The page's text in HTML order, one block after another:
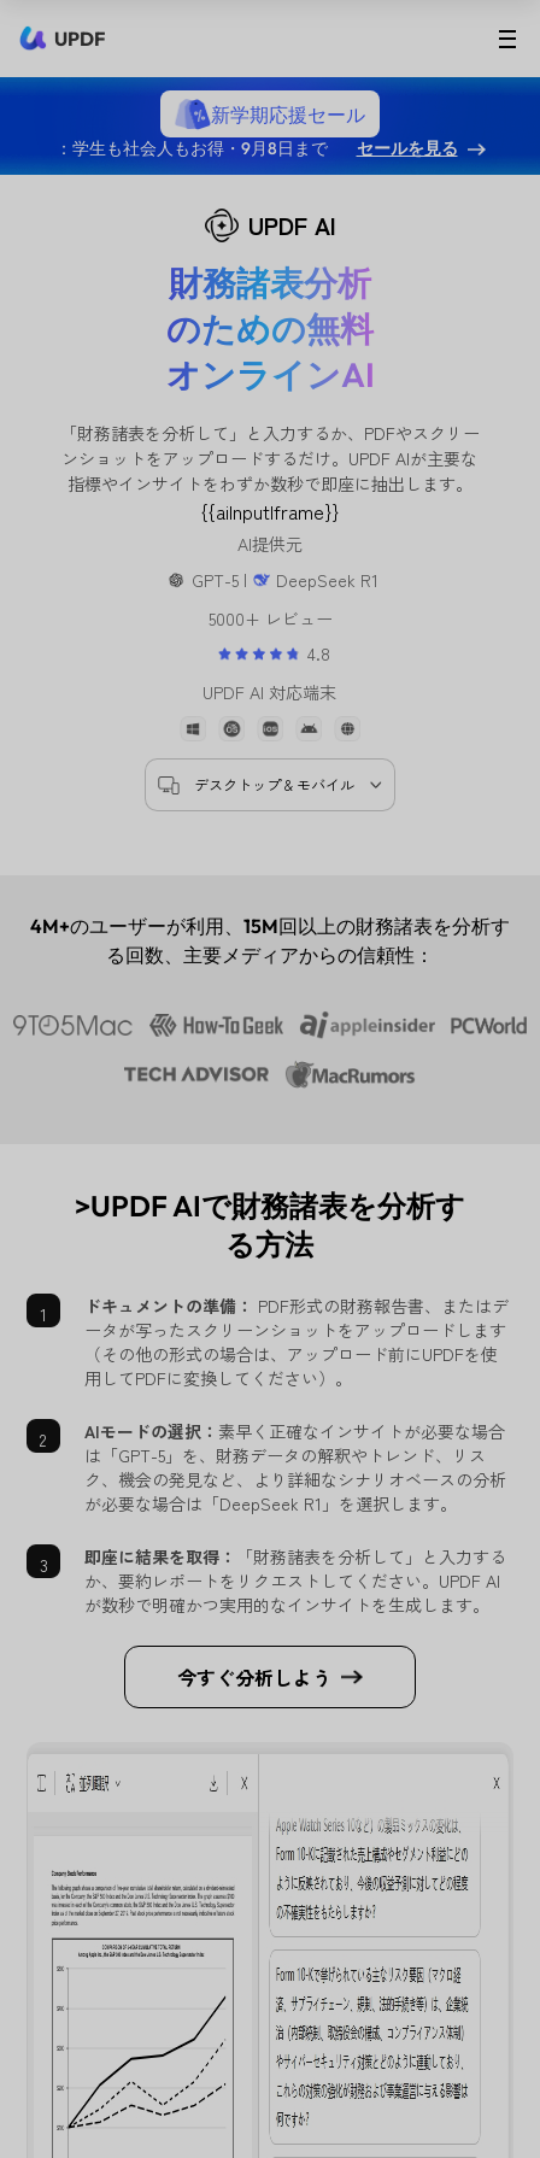
UPDF
新学期応援セール
：学生も社会人もお得・9月8日まで セールを見る
UPDF AI
財務諸表分析
のための無料
オンラインAI
「財務諸表を分析して」と入力するか、PDFやスクリー
ンショットをアップロードするだけ。UPDF AIが主要な
指標やインサイトをわずか数秒で即座に抽出します。
{{aiInputIframe}}
AI提供元
GPT-5 |
DeepSeek R1
5000+ レビュー
4.8
UPDF AI 対応端末
4M+のユーザーが利用、 15M回以上の財務諸表を分析す
る回数、主要メディアからの信頼性：
>UPDF AIで財務諸表を分析す
る方法
ドキュメントの準備： PDF形式の財務報告書、またはデ
ータが写ったスクリーンショットをアップロードします
（その他の形式の場合は、アップロード前にUPDFを使
用してPDFに変換してください）。
AIモードの選択：素早く正確なインサイトが必要な場合
は「GPT-5」を、財務データの解釈やトレンド、リス
ク、機会の発見など、より詳細なシナリオベースの分析
が必要な場合は「DeepSeek R1」を選択します。
即座に結果を取得：
「財務諸表を分析して」と入力する
か、要約レポートをリクエストしてください。UPDF AI
が数秒で明確かつ実用的なインサイトを生成します。
今すぐ分析しよう